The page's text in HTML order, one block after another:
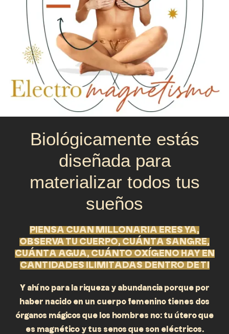
Biológicamente estás
diseñada para
materializar todos tus
sueños
PIENSA CUAN MILLONARIA ERES YA,
OBSERVA TU CUERPO, CUÁNTA SANGRE,
CUÁNTA AGUA, CUÁNTO OXÍGENO HAY EN
CANTIDADES ILIMITADAS DENTRO DE TI
Y ahí no para la riqueza y abundancia porque por
haber nacido en un cuerpo femenino tienes dos
órganos mágicos que los hombres no: tu útero que
es magnético y tus senos que son eléctricos.